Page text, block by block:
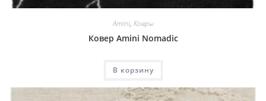
Amini, Ковры
Ковер Amini Nomadic
В корзину